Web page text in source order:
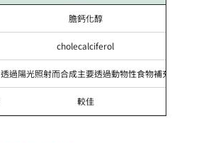
膽鈣化醇
cholecalciferol
透過陽光照射而合成主要透過動物性食物補充
較佳